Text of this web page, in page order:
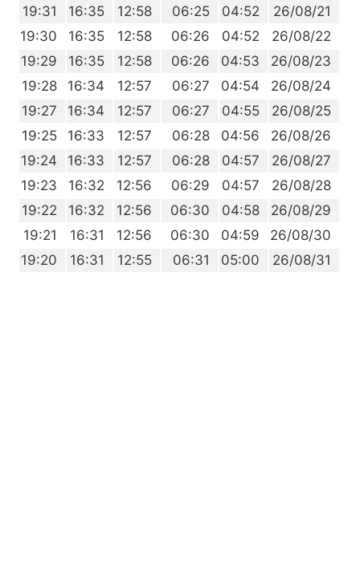
26/08/21
04:52
06:25
12:58
16:35
19:31
26/08/22
04:52
06:26
12:58
16:35
19:30
26/08/23
04:53
06:26
12:58
16:35
19:29
26/08/24
04:54
06:27
12:57
16:34
19:28
26/08/25
04:55
06:27
12:57
16:34
19:27
26/08/26
04:56
06:28
12:57
16:33
19:25
26/08/27
04:57
06:28
12:57
16:33
19:24
26/08/28
04:57
06:29
12:56
16:32
19:23
26/08/29
04:58
06:30
12:56
16:32
19:22
26/08/30
04:59
06:30
12:56
16:31
19:21
26/08/31
05:00
06:31
12:55
16:31
19:20